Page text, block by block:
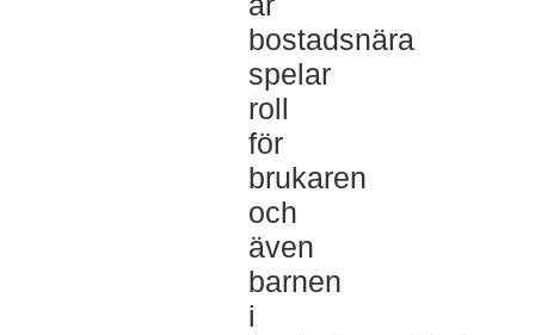
bostadsnära
spelar
roll
för
brukaren
och
även
barnen
i